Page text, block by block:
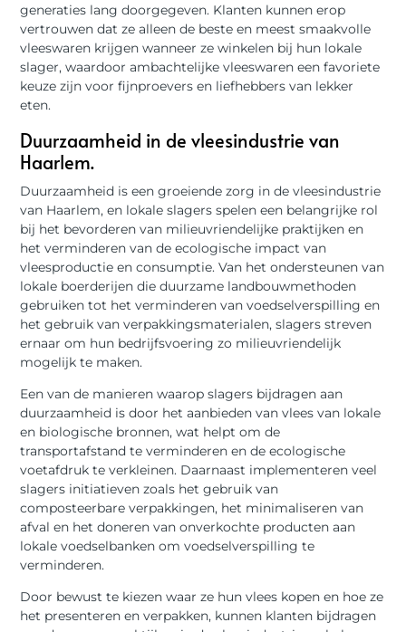
generaties lang doorgegeven. Klanten kunnen erop
vertrouwen dat ze alleen de beste en meest smaakvolle
vleeswaren krijgen wanneer ze winkelen bij hun lokale
slager, waardoor ambachtelijke vleeswaren een favoriete
keuze zijn voor fijnproevers en liefhebbers van lekker
eten.
Duurzaamheid in de vleesindustrie van
Haarlem.
Duurzaamheid is een groeiende zorg in de vleesindustrie
van Haarlem, en lokale slagers spelen een belangrijke rol
bij het bevorderen van milieuvriendelijke praktijken en
het verminderen van de ecologische impact van
vleesproductie en consumptie. Van het ondersteunen van
lokale boerderijen die duurzame landbouwmethoden
gebruiken tot het verminderen van voedselverspilling en
het gebruik van verpakkingsmaterialen, slagers streven
ernaar om hun bedrijfsvoering zo milieuvriendelijk
mogelijk te maken.
Een van de manieren waarop slagers bijdragen aan
duurzaamheid is door het aanbieden van vlees van lokale
en biologische bronnen, wat helpt om de
transportafstand te verminderen en de ecologische
voetafdruk te verkleinen. Daarnaast implementeren veel
slagers initiatieven zoals het gebruik van
composteerbare verpakkingen, het minimaliseren van
afval en het doneren van onverkochte producten aan
lokale voedselbanken om voedselverspilling te
verminderen.
Door bewust te kiezen waar ze hun vlees kopen en hoe ze
het presenteren en verpakken, kunnen klanten bijdragen